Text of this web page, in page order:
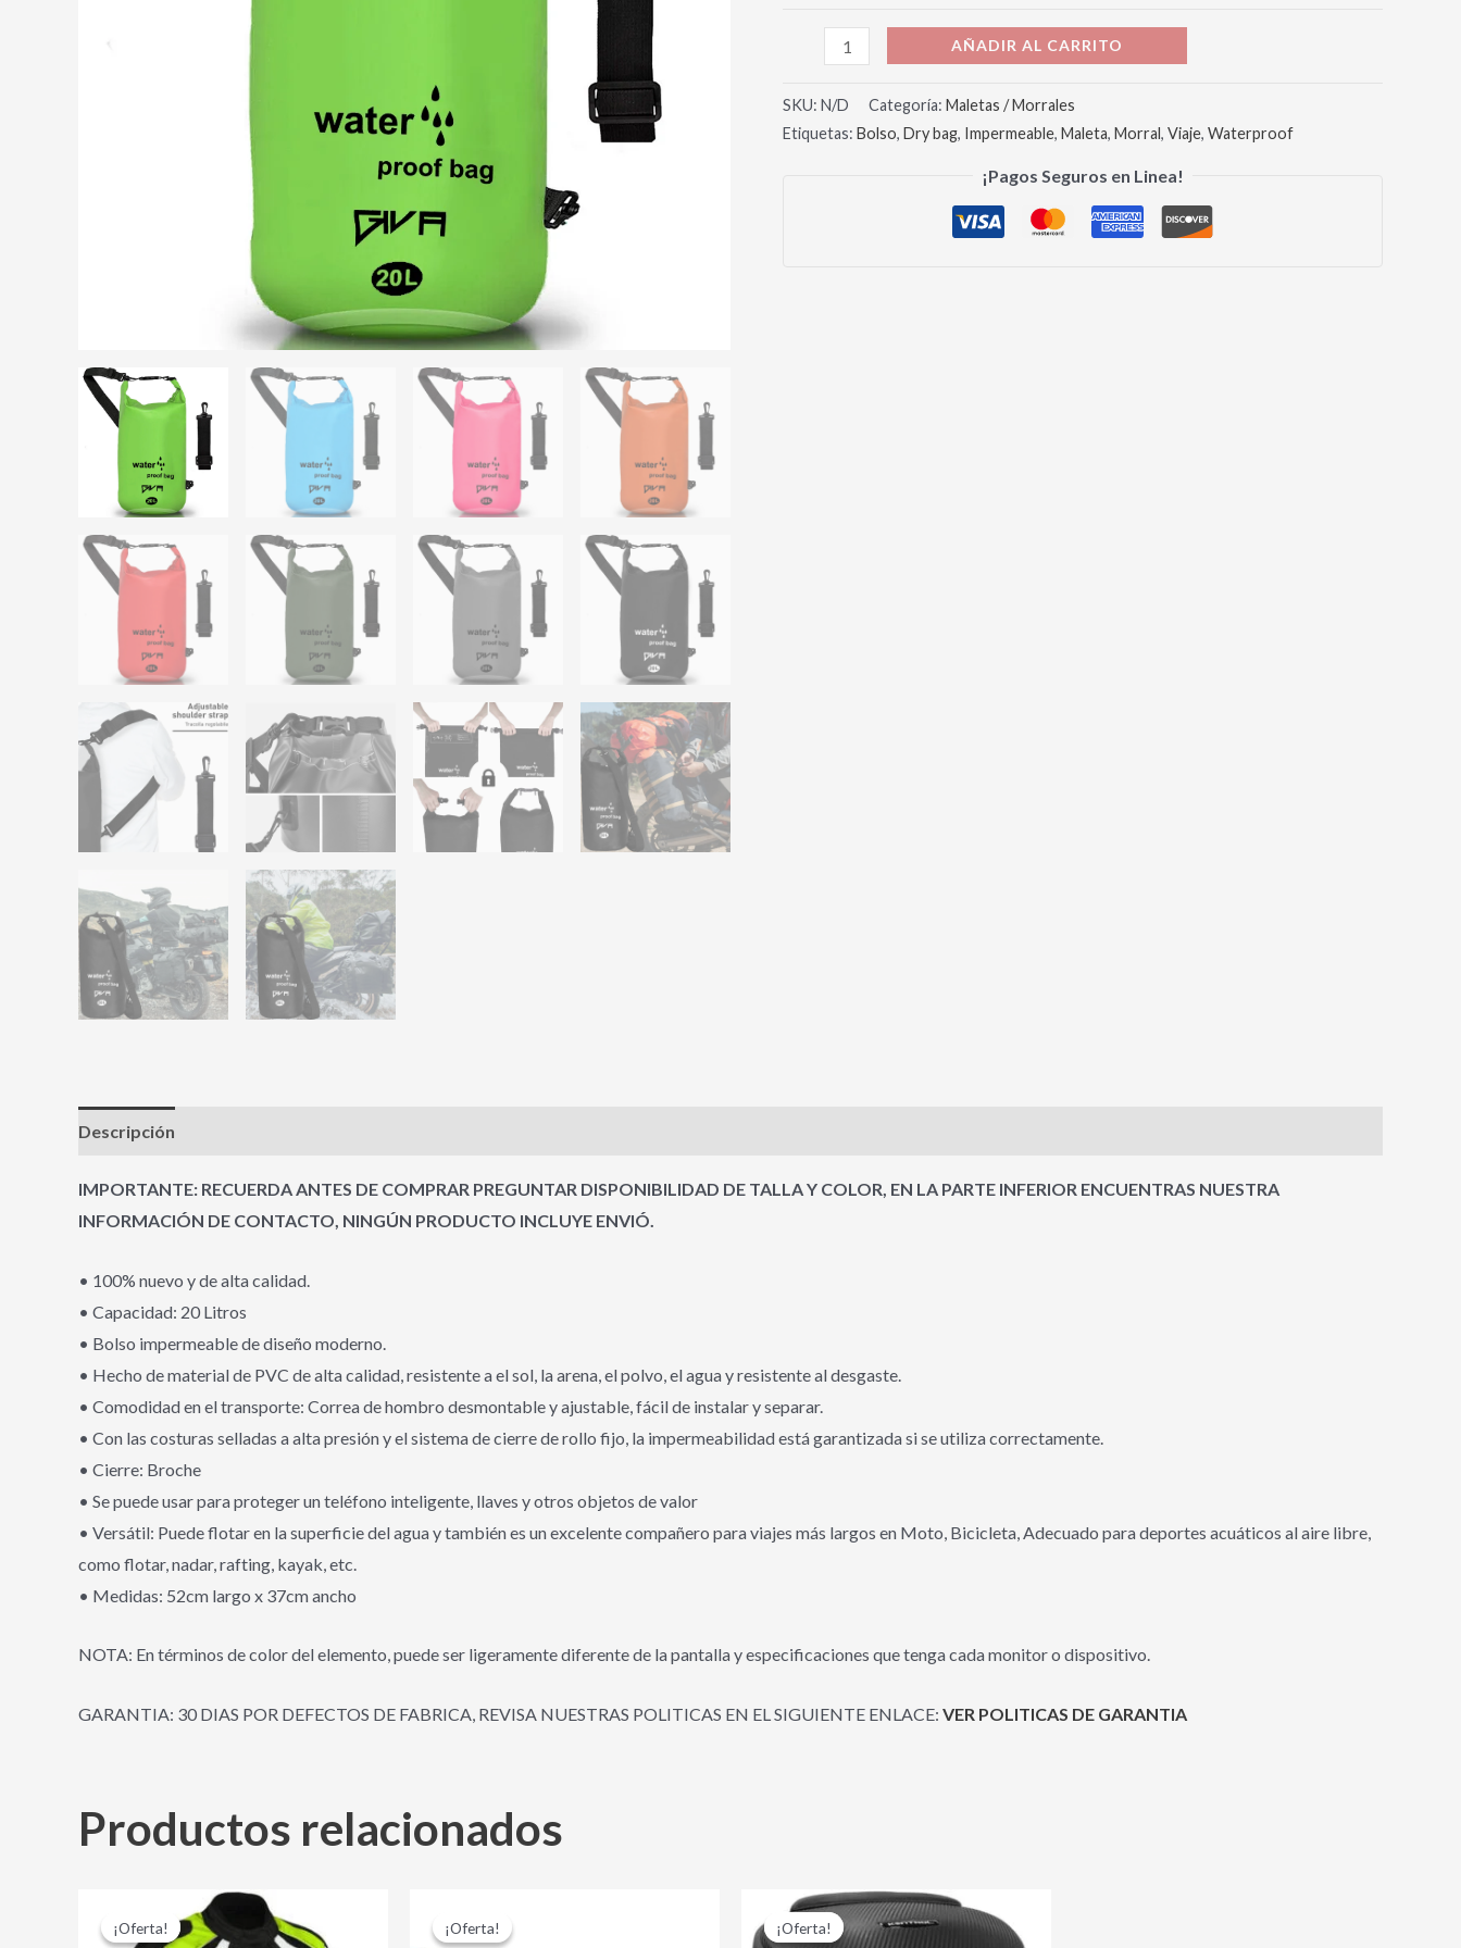
AÑADIR AL CARRITO
SKU: N/D Categoría: Maletas / Morrales
Etiquetas: Bolso, Dry bag, Impermeable, Maleta, Morral, Viaje, Waterproof
¡Pagos Seguros en Linea!
Descripción
IMPORTANTE: RECUERDA ANTES DE COMPRAR PREGUNTAR DISPONIBILIDAD DE TALLA Y COLOR, EN LA PARTE INFERIOR ENCUENTRAS NUESTRA
INFORMACIÓN DE CONTACTO, NINGÚN PRODUCTO INCLUYE ENVIÓ.
• 100% nuevo y de alta calidad.
• Capacidad: 20 Litros
• Bolso impermeable de diseño moderno.
• Hecho de material de PVC de alta calidad, resistente a el sol, la arena, el polvo, el agua y resistente al desgaste.
• Comodidad en el transporte: Correa de hombro desmontable y ajustable, fácil de instalar y separar.
• Con las costuras selladas a alta presión y el sistema de cierre de rollo fijo, la impermeabilidad está garantizada si se utiliza correctamente.
• Cierre: Broche
• Se puede usar para proteger un teléfono inteligente, llaves y otros objetos de valor
• Versátil: Puede flotar en la superficie del agua y también es un excelente compañero para viajes más largos en Moto, Bicicleta, Adecuado para deportes acuáticos al aire libre,
como flotar, nadar, rafting, kayak, etc.
• Medidas: 52cm largo x 37cm ancho
NOTA: En términos de color del elemento, puede ser ligeramente diferente de la pantalla y especificaciones que tenga cada monitor o dispositivo.
GARANTIA: 30 DIAS POR DEFECTOS DE FABRICA, REVISA NUESTRAS POLITICAS EN EL SIGUIENTE ENLACE: VER POLITICAS DE GARANTIA
Productos relacionados
¡Oferta!
¡Oferta!
precio
original
El
precio
actual
¡Oferta!
¡Oferta!
original
¡Oferta!
¡Oferta!
El
precio
original
El
precio